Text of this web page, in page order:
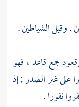
. وقيل الشياطين .
جمع قاعد ، فهو
على غير الصدر ; إذ
نفورا .